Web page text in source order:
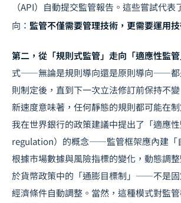
（API）自動提交監管報告。這些嘗試代表
向： 監管不僅需要管理技術，更需要運用技
第二，從「規則式監管」走向「適應性監管
式——無論是規則導向還是原則導向——都
則制定後，直到下一次立法修訂前保持不
新速度意味著，任何靜態的規則都可能在
我在世界銀行的政策建議中提出了「適應
regulation）的概念——監管框架應內建「
根據市場數據與風險指標的變化，動態調
於貨幣政策中的「通膨目標制」——不是
經濟條件自動調整。當然，這種模式對監